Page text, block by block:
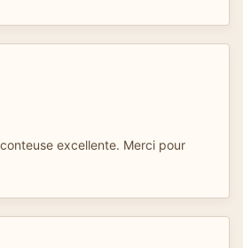
excellente. Merci pour